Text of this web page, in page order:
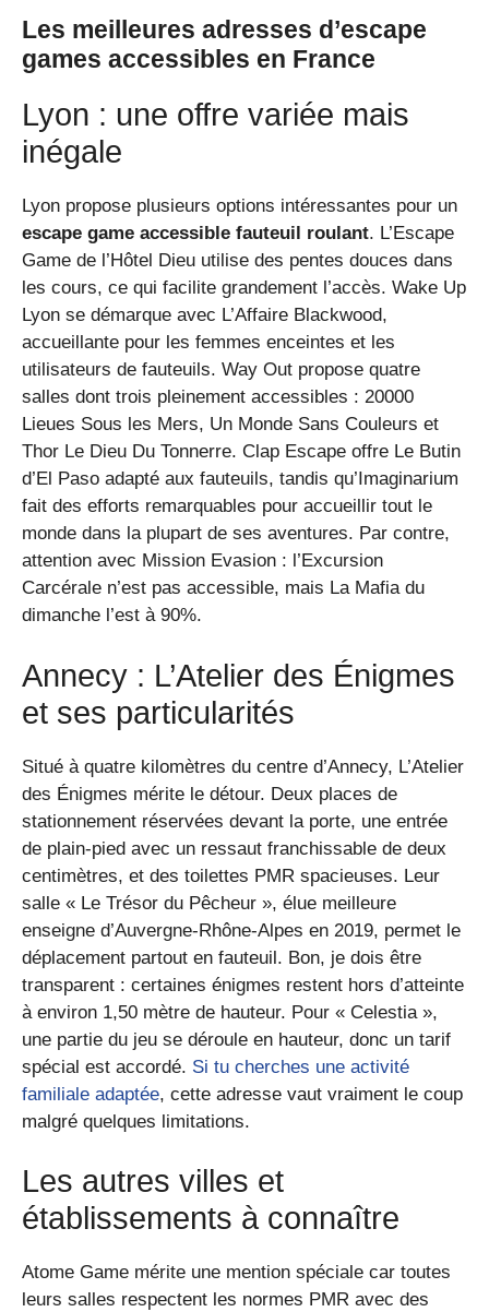
Les meilleures adresses d’escape
games accessibles en France
Lyon : une offre variée mais
inégale
Lyon propose plusieurs options intéressantes pour un
escape game accessible fauteuil roulant. L’Escape
Game de l’Hôtel Dieu utilise des pentes douces dans
les cours, ce qui facilite grandement l’accès. Wake Up
Lyon se démarque avec L’Affaire Blackwood,
accueillante pour les femmes enceintes et les
utilisateurs de fauteuils. Way Out propose quatre
salles dont trois pleinement accessibles : 20000
Lieues Sous les Mers, Un Monde Sans Couleurs et
Thor Le Dieu Du Tonnerre. Clap Escape offre Le Butin
d’El Paso adapté aux fauteuils, tandis qu’Imaginarium
fait des efforts remarquables pour accueillir tout le
monde dans la plupart de ses aventures. Par contre,
attention avec Mission Evasion : l’Excursion
Carcérale n’est pas accessible, mais La Mafia du
dimanche l’est à 90%.
Annecy : L’Atelier des Énigmes
et ses particularités
Situé à quatre kilomètres du centre d’Annecy, L’Atelier
des Énigmes mérite le détour. Deux places de
stationnement réservées devant la porte, une entrée
de plain-pied avec un ressaut franchissable de deux
centimètres, et des toilettes PMR spacieuses. Leur
salle « Le Trésor du Pêcheur », élue meilleure
enseigne d’Auvergne-Rhône-Alpes en 2019, permet le
déplacement partout en fauteuil. Bon, je dois être
transparent : certaines énigmes restent hors d’atteinte
à environ 1,50 mètre de hauteur. Pour « Celestia »,
une partie du jeu se déroule en hauteur, donc un tarif
spécial est accordé. Si tu cherches une activité
familiale adaptée, cette adresse vaut vraiment le coup
malgré quelques limitations.
Les autres villes et
établissements à connaître
Atome Game mérite une mention spéciale car toutes
leurs salles respectent les normes PMR avec des